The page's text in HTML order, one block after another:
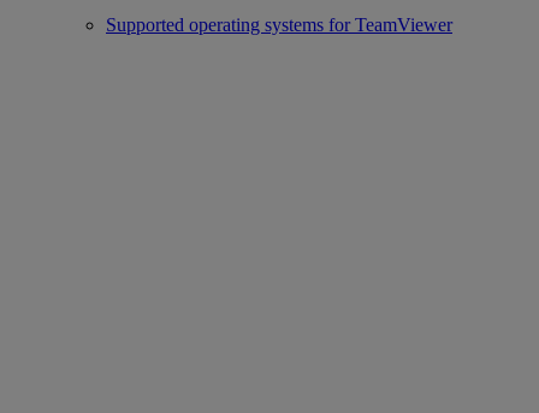
Supported operating systems for TeamViewer